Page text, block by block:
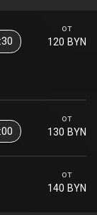
от
120 BYN
от
130 BYN
от
140 BYN